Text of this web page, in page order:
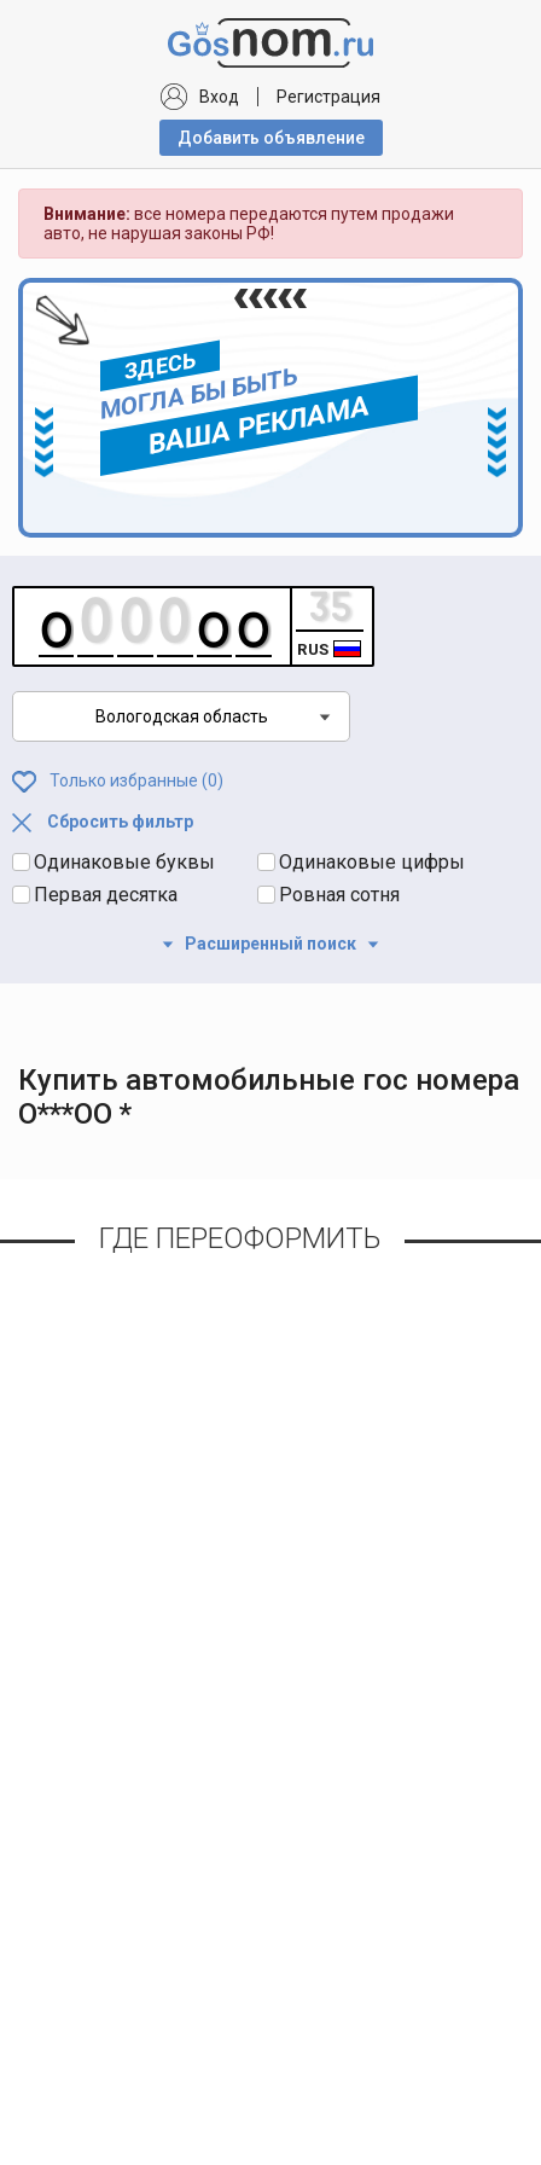
Вход Регистрация
Добавить объявлениe
Внимание: все номера передаются путем продажи
авто, не нарушая законы РФ!
ЗДЕСЬ
МОГЛА БЫ БЫТЬ
ВАША РЕКЛАМА
RUS
Вологодская область
Только избранные (0)
Сбросить фильтр
Одинаковые буквы
Одинаковые цифры
Первая десятка
Ровная сотня
Расширенный поиск
Купить автомобильные гос номера
О***ОО *
ГДЕ ПЕРЕОФОРМИТЬ